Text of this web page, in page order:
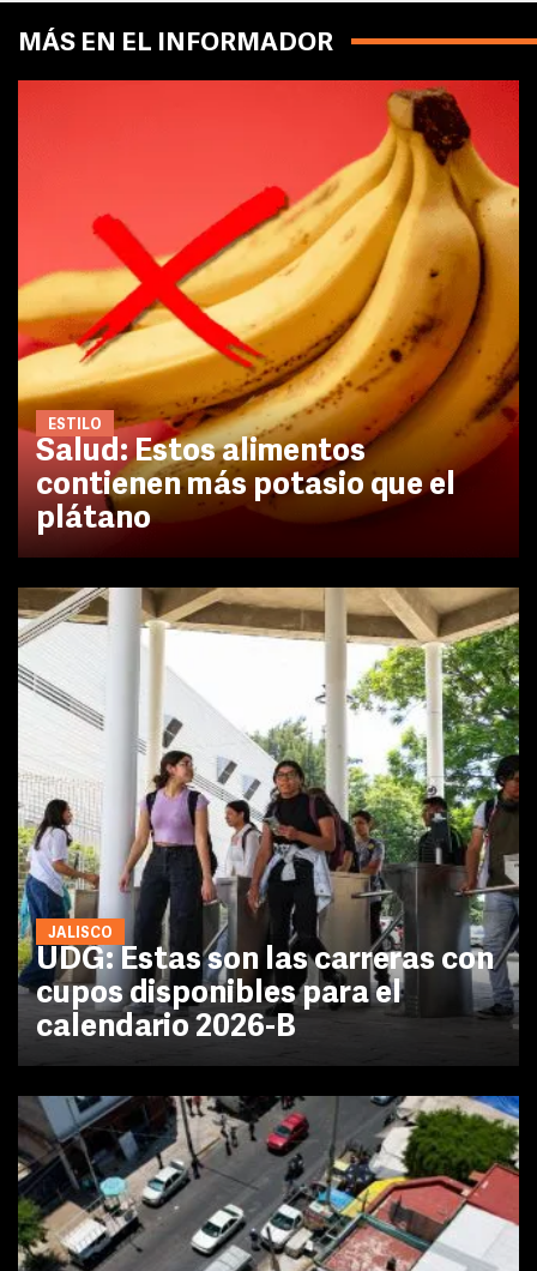
MÁS EN EL INFORMADOR
ESTILO
Salud: Estos alimentos
contienen más potasio que el
plátano
JALISCO
UDG: Estas son las carreras con
cupos disponibles para el
calendario 2026-B